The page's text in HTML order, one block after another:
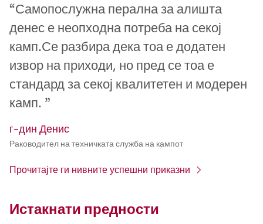
“Самопослужна перална за алишта
денес е неопходна потреба на секој
камп.Се разбира дека тоа е додатен
извор на приходи, но пред се тоа е
стандард за секој квалитетен и модерен
камп. ”
г-дин Денис
Раководител на техничката служба на кампот
Прочитајте ги нивните успешни приказни
Истакнати предности